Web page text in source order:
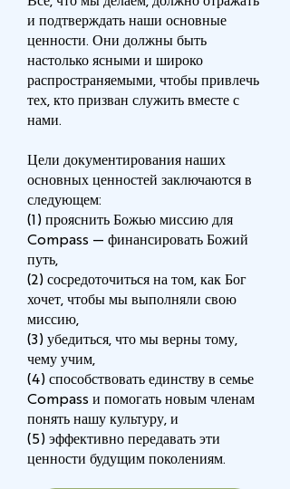
и подтверждать наши основные
ценности. Они должны быть
настолько ясными и широко
распространяемыми, чтобы привлечь
тех, кто призван служить вместе с
нами.
Цели документирования наших
основных ценностей заключаются в
следующем:
(1) прояснить Божью миссию для
Compass — финансировать Божий
путь,
(2) сосредоточиться на том, как Бог
хочет, чтобы мы выполняли свою
миссию,
(3) убедиться, что мы верны тому,
чему учим,
(4) способствовать единству в семье
Compass и помогать новым членам
понять нашу культуру, и
(5) эффективно передавать эти
ценности будущим поколениям.